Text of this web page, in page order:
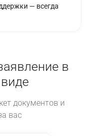
— всегда
в
документов и
вас